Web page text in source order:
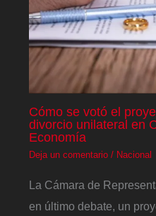
Cómo se votó el
divorcio unilateral en
Economía
Deja un comentario / Nacional
La Cámara de
en último debate, un